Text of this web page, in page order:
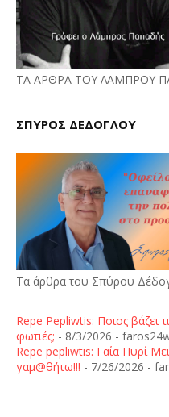
ΤΑ ΑΡΘΡΑ ΤΟΥ ΛΑΜΠΡΟΥ
ΣΠΥΡΟΣ ΔΕΔΟΓΛΟΥ
Τα άρθρα του Σπύρου
Repe Pepliwtis: Ποιος βάζει
φωτιές; - 8/3/2026 -
Repe pepliwtis: Γαία Πυρί
γαμ@θήτω!!! - 7/26/2026 -